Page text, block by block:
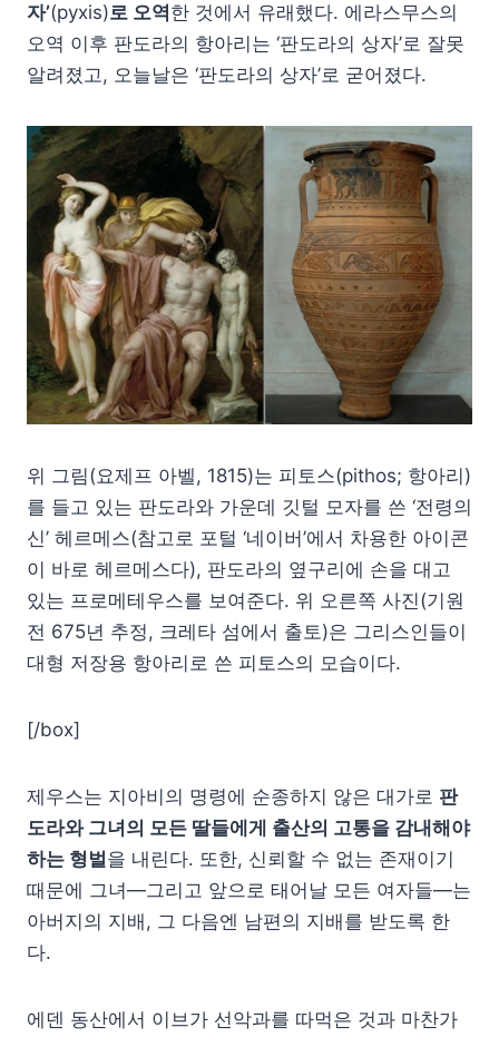
자’(pyxis)로 오역한 것에서 유래했다. 에라스무스의
오역 이후 판도라의 항아리는 ‘판도라의 상자’로 잘못
알려졌고, 오늘날은 ‘판도라의 상자’로 굳어졌다.
위 그림(요제프 아벨, 1815)는 피토스(pithos; 항아리)
를 들고 있는 판도라와 가운데 깃털 모자를 쓴 ‘전령의
신’ 헤르메스(참고로 포털 ‘네이버’에서 차용한 아이콘
이 바로 헤르메스다), 판도라의 옆구리에 손을 대고
있는 프로메테우스를 보여준다. 위 오른쪽 사진(기원
전 675년 추정, 크레타 섬에서 출토)은 그리스인들이
대형 저장용 항아리로 쓴 피토스의 모습이다.
[/box]
제우스는 지아비의 명령에 순종하지 않은 대가로 판
도라와 그녀의 모든 딸들에게 출산의 고통을 감내해야
하는 형벌을 내린다. 또한, 신뢰할 수 없는 존재이기
때문에 그녀―그리고 앞으로 태어날 모든 여자들―는
아버지의 지배, 그 다음엔 남편의 지배를 받도록 한
다.
에덴 동산에서 이브가 선악과를 따먹은 것과 마찬가